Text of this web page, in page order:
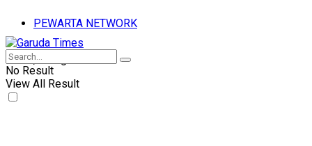
PEWARTA NETWORK
Sabtu, 08 Agu 2026
No Result
View All Result